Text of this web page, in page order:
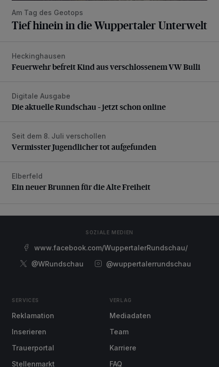
Am Tag des Geotops
Tief hinein in die Wuppertaler Unterwelt
Feuerwehr befreit Kind aus verschlossenem VW Bulli
Heckinghausen
Feuerwehr befreit Kind aus verschlossenem VW Bulli
Die aktuelle Rundschau – jetzt schon online
Digitale Ausgabe
Die aktuelle Rundschau – jetzt schon online
Vermisster Jugendlicher tot aufgefunden
Seit dem 8. Juli verschollen
Vermisster Jugendlicher tot aufgefunden
Ein neuer Brunnen für die Alte Freiheit
Elberfeld
Ein neuer Brunnen für die Alte Freiheit
SOZIALE MEDIEN
www.facebook.com/WuppertalerRundschau/
@WRundschau
@wuppertalerrundschau
SERVICES
Reklamation
Inserieren
Trauerportal
Stellenmarkt
VERLAG
Mediadaten
Team
Karriere
FAQ